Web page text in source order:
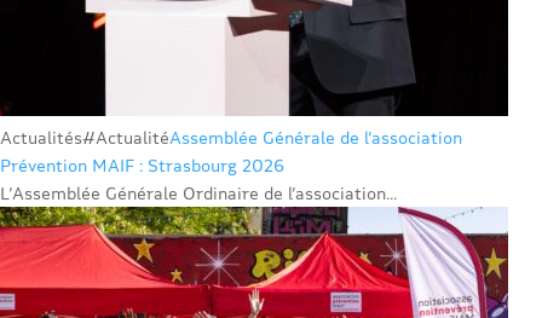
Actualités#ActualitéAssemblée Générale de l’association
Prévention MAIF : Strasbourg 2026
L’Assemblée Générale Ordinaire de l’association...